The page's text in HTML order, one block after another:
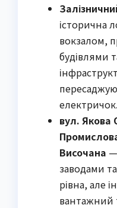
історична
вокзалом,
будівлями
електричок.
вул. Якова
Височана
заводами
рівна, але
вантажний